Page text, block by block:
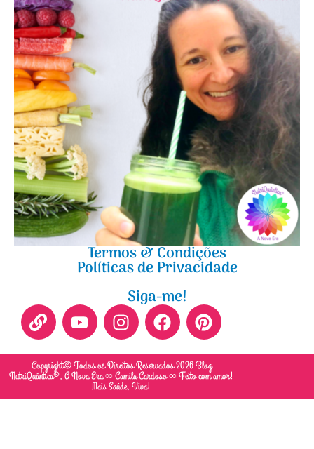
Termos & Condições
Políticas de Privacidade
Siga-me!
Copyright© Todos os Direitos Reservados 2026 Blog
NutriQuântica®, A Nova Era ∞ Camila Cardoso ∞ Feito com amor!
Mais Saúde, Viva!